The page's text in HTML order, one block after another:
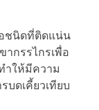
ชนิดที่ติดแน่น
ากรรไกรเพื่อ
ำให้มีความ
บดเคี้ยวเทียบ